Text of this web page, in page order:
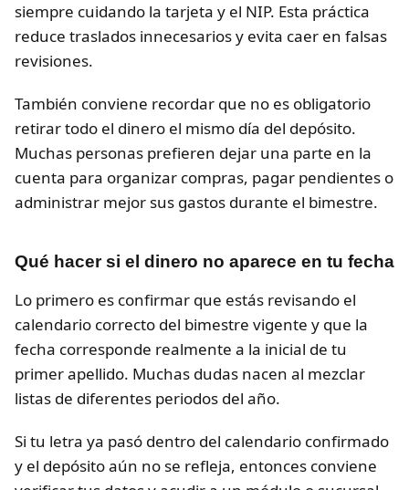
siempre cuidando la tarjeta y el NIP. Esta práctica
reduce traslados innecesarios y evita caer en falsas
revisiones.
También conviene recordar que no es obligatorio
retirar todo el dinero el mismo día del depósito.
Muchas personas prefieren dejar una parte en la
cuenta para organizar compras, pagar pendientes o
administrar mejor sus gastos durante el bimestre.
Qué hacer si el dinero no aparece en tu fecha
Lo primero es confirmar que estás revisando el
calendario correcto del bimestre vigente y que la
fecha corresponde realmente a la inicial de tu
primer apellido. Muchas dudas nacen al mezclar
listas de diferentes periodos del año.
Si tu letra ya pasó dentro del calendario confirmado
y el depósito aún no se refleja, entonces conviene